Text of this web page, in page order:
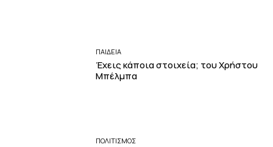
ΠΑΙΔΕΙΑ
Έχεις κάποια στοιχεία; του Χρήστου
Μπέλμπα
ΠΟΛΙΤΙΣΜΟΣ